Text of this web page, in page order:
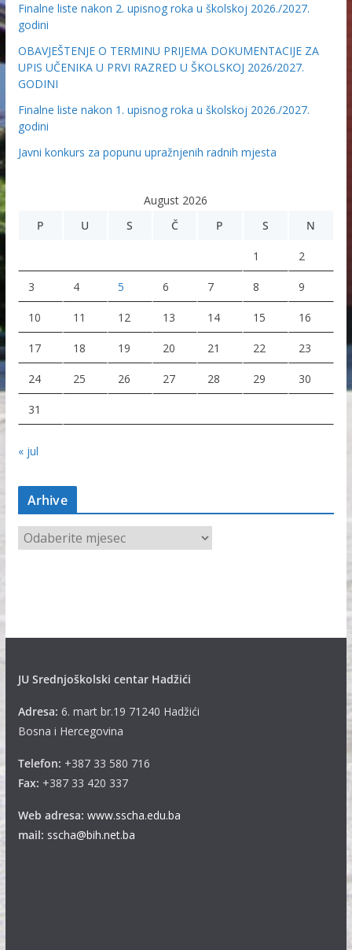
Finalne liste nakon 2. upisnog roka u školskoj 2026./2027.
godini
OBAVJEŠTENJE O TERMINU PRIJEMA DOKUMENTACIJE ZA
UPIS UČENIKA U PRVI RAZRED U ŠKOLSKOJ 2026/2027.
GODINI
Finalne liste nakon 1. upisnog roka u školskoj 2026./2027.
godini
Javni konkurs za popunu upražnjenih radnih mjesta
August 2026
P
U S Č P S N
1 2
3 4 5 6 7 8 9
10 11 12 13 14 15 16
17 18 19 20 21 22 23
24 25 26 27 28 29 30
31
« jul
Arhive
A
JU Srednjoškolski centar Hadžići
Adresa: 6. mart br.19 71240 Hadžići
Bosna i Hercegovina
Telefon: +387 33 580 716
Fax: +387 33 420 337
Web adresa: www.sscha.edu.ba
mail: sscha@bih.net.ba